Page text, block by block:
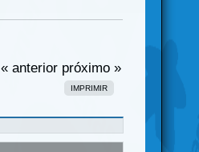
« anterior próximo »
IMPRIMIR